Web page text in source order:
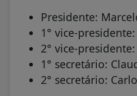
Presidente:
1° vice-
2° vice-
1° secretário:
2° secretário: